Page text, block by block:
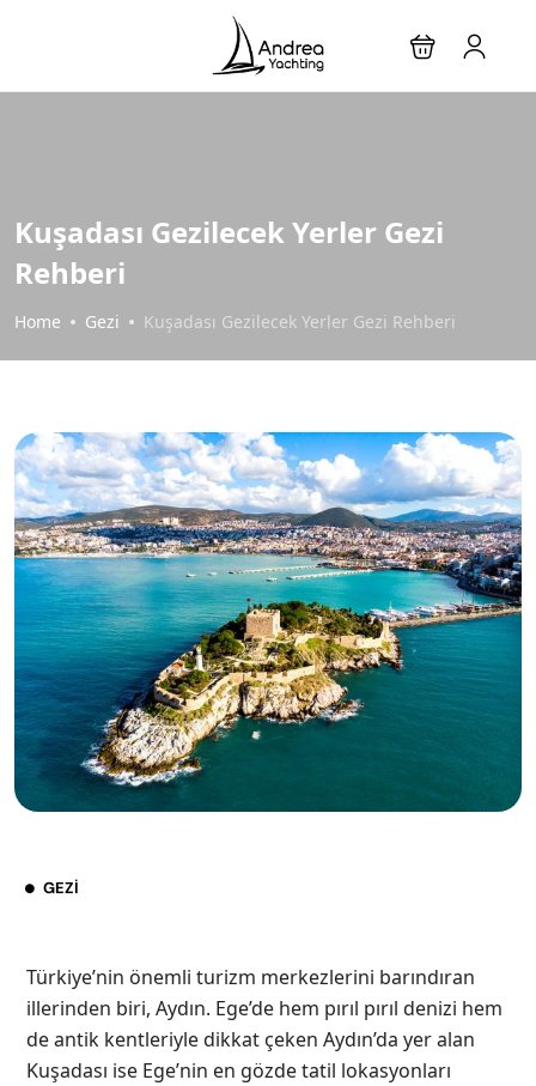
Kuşadası Gezilecek Yerler Gezi
Rehberi
Home Gezi Kuşadası Gezilecek Yerler Gezi Rehberi
GEZI
Türkiye’nin önemli turizm merkezlerini barındıran
illerinden biri, Aydın. Ege’de hem pırıl pırıl denizi hem
de antik kentleriyle dikkat çeken Aydın’da yer alan
Kuşadası ise Ege’nin en gözde tatil lokasyonları